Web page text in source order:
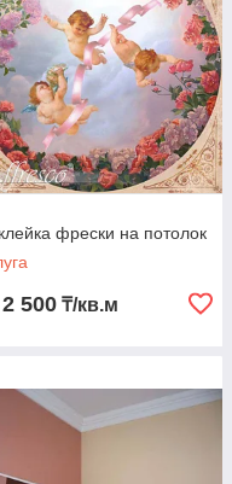
фрески на потолок
2 500 ₸/кв.м